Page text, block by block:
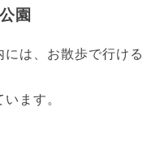
園
は、お散歩で行ける
ます。